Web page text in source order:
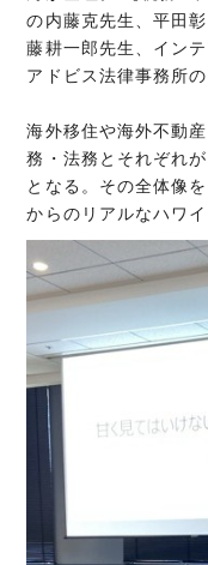
の内藤克先生、平田
藤耕一郎先生、イン
アドビス法律事務所
海外移住や海外不動
務・法務とそれぞれ
となる。その全体像
からのリアルなハワ